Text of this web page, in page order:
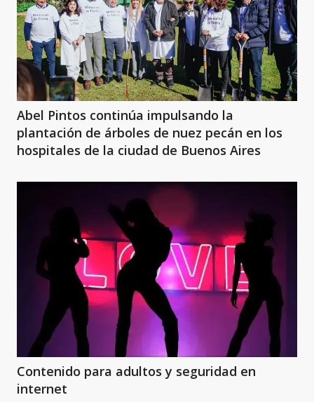
Abel Pintos continúa impulsando la
plantación de árboles de nuez pecán en los
hospitales de la ciudad de Buenos Aires
Contenido para adultos y seguridad en
internet